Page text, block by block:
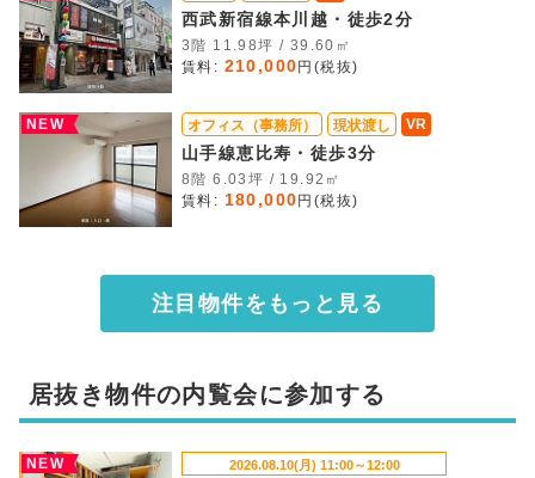
西武新宿線本川越・徒歩2分
3階 11.98坪 / 39.60㎡
賃料: 210,000 円(税抜)
NEW オフィス（事務所） 現状渡し VR
山手線恵比寿・徒歩3分
8階 6.03坪 / 19.92㎡
賃料: 180,000 円(税抜)
注目物件をもっと見る
居抜き物件の内覧会に参加する
NEW 2026.08.10(月) 11:00～12:00